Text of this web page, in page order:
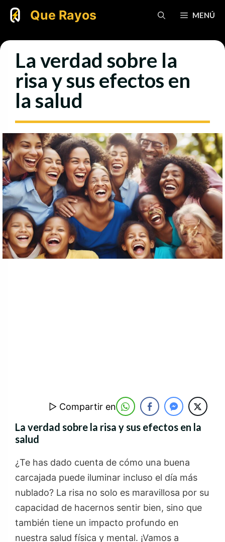
Saltar
Que Rayos MENÚ
La verdad sobre la
risa y sus efectos en
la salud
▷ Compartir en
La verdad sobre la risa y sus efectos en la
salud
¿Te has dado cuenta de cómo una buena
carcajada puede iluminar incluso el día más
nublado? La risa no solo es maravillosa por su
capacidad de hacernos sentir bien, sino que
también tiene un impacto profundo en
nuestra salud física y mental. ¡Vamos a